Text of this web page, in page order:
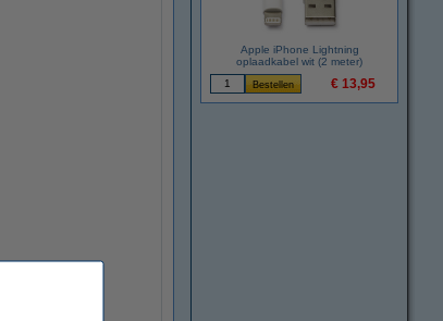
Apple iPhone Lightning
oplaadkabel wit (2 meter)
€ 13,95